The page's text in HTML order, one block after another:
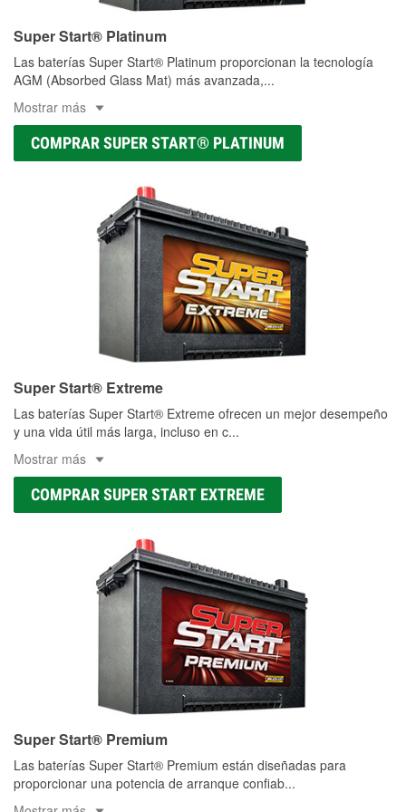
Super Start® Platinum
Las baterías Super Start® Platinum proporcionan la tecnología
AGM (Absorbed Glass Mat) más avanzada,...
Mostrar más
COMPRAR SUPER START® PLATINUM
Super Start® Extreme
Las baterías Super Start® Extreme ofrecen un mejor desempeño
y una vida útil más larga, incluso en c...
Mostrar más
COMPRAR SUPER START EXTREME
Super Start® Premium
Las baterías Super Start® Premium están diseñadas para
proporcionar una potencia de arranque confiab...